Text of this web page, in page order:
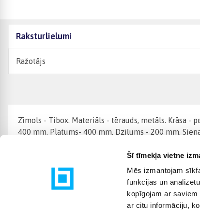
Šī tīmekļa vietne
Mēs izmantojam
funkcijas un
kopīgojam ar
ar citu informāciju,
Raksturlielumi
Ražotājs
Zīmols - Tibox. Materiāls - tērauds, metāls. Krāsa -
400 mm. Platums- 400 mm. Dziļums - 200 mm.